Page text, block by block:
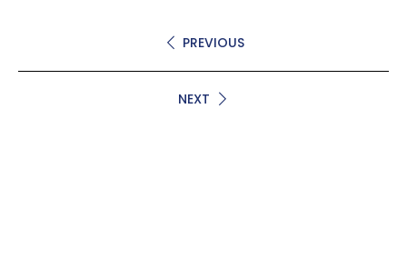
PREVIOUS
NEXT